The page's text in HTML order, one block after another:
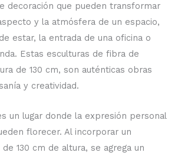
decoración que pueden transformar
y la atmósfera de un espacio,
estar, la entrada de una oficina o
Estas esculturas de fibra de
de 130 cm, son auténticas obras
y creatividad.
un lugar donde la expresión personal
florecer. Al incorporar un
130 cm de altura, se agrega un